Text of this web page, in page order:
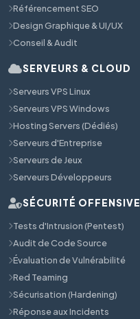
Référencement SEO
Design Graphique & UI/UX
Conseil & Audit
SERVEURS & CLOUD
Serveurs VPS Linux
Serveurs VPS Windows
Hosting Servers (Dédiés)
Serveurs d'Entreprise
Serveurs de Jeux
Serveurs Développeurs
SÉCURITÉ OFFENSIVE
Tests d'Intrusion (Pentest)
Audit de Code Source
Évaluation de Vulnérabilité
Red Teaming
Sécurisation (Hardening)
Réponse aux Incidents